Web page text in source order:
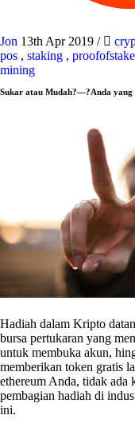
Jon 13th Apr 2019 /
pos , staking , proofofstake
mining
Sukar atau Mudah?—?Anda yang
Hadiah dalam Kripto
bursa pertukaran yang
untuk membuka akun,
memberikan token gratis
ethereum Anda, tidak ada
pembagian hadiah di
ini.